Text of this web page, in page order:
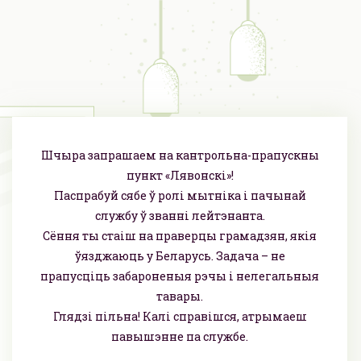
Шчыра запрашаем на кантрольна-прапускны
пункт «Лявонскі»!
Паспрабуй сябе ў ролі мытніка і пачынай
службу ў званні лейтэнанта.
Сёння ты стаіш на праверцы грамадзян, якія
ўязджаюць у Беларусь. Задача – не
прапусціць забароненыя рэчы і нелегальныя
тавары.
Глядзі пільна! Калі справішся, атрымаеш
павышэнне па службе.